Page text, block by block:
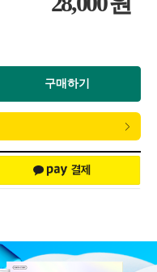
구매하기